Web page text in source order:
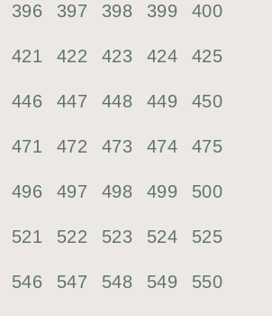
396 397 398 399 400
421 422 423 424 425
446 447 448 449 450
471 472 473 474 475
496 497 498 499 500
521 522 523 524 525
546 547 548 549 550